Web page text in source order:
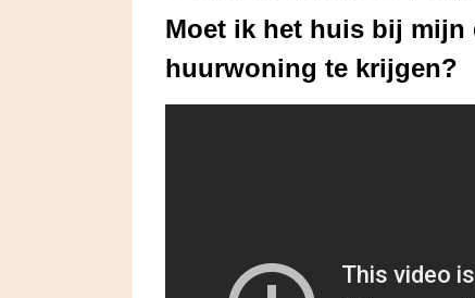
Moet ik het huis bij mijn
huurwoning te krijgen?